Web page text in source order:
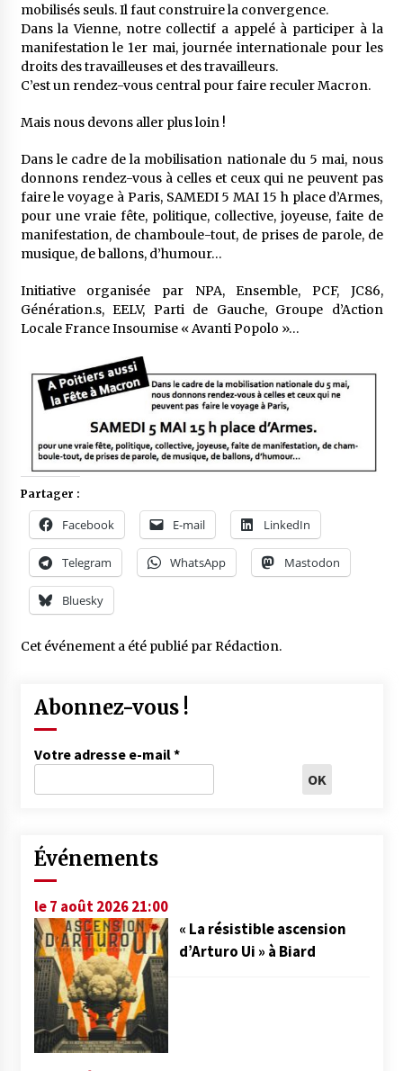
mobilisés seuls. Il faut construire la convergence.
Dans la Vienne, notre collectif a appelé à participer à la
manifestation le 1er mai, journée internationale pour les
droits des travailleuses et des travailleurs.
C’est un rendez-vous central pour faire reculer Macron.
Mais nous devons aller plus loin !
Dans le cadre de la mobilisation nationale du 5 mai, nous
donnons rendez-vous à celles et ceux qui ne peuvent pas
faire le voyage à Paris, SAMEDI 5 MAI 15 h place d’Armes,
pour une vraie fête, politique, collective, joyeuse, faite de
manifestation, de chamboule-tout, de prises de parole, de
musique, de ballons, d’humour…
Initiative organisée par NPA, Ensemble, PCF, JC86,
Génération.s, EELV, Parti de Gauche, Groupe d’Action
Locale France Insoumise « Avanti Popolo »…
Partager :
Facebook E-mail LinkedIn
Telegram WhatsApp Mastodon
Bluesky
Cet événement a été publié parRédaction.
Abonnez-vous !
Votre adresse e-mail*
Événements
le 7 août 2026 21:00
« La résistible ascension
d’Arturo Ui » à Biard